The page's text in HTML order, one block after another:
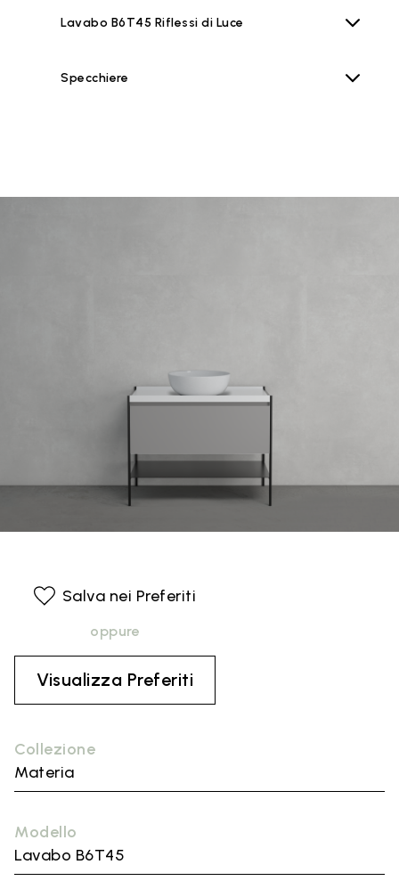
Lavabo B6T45 Riflessi di Luce
Specchiere
Collezione
Materia
Modello
Lavabo B6T45
Salva nei Preferiti
oppure
Visualizza Preferiti